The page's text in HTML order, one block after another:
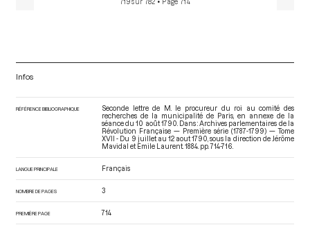
Infos
RÉFÉRENCE BIBLIOGRAPHIQUE
Seconde lettre de M. le procureur du roi au comité des
recherches de la municipalité de Paris, en annexe de la
séance du 10 août 1790. Dans : Archives parlementaires de la
Révolution Française — Première série (1787-1799) — Tome
XVII - Du 9 juillet au 12 aout 1790 , sous la direction de Jérôme
Mavidal et Emile Laurent. 1884. pp. 714-716.
LANGUE PRINCIPALE Français
NOMBRE DE PAGES 3
PREMIÈRE PAGE 714